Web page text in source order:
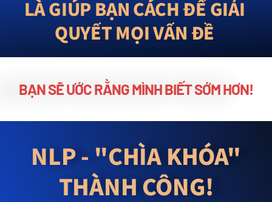
LÀ GIÚP BẠN CÁCH ĐỂ GIẢI
QUYẾT MỌI VẤN ĐỀ
BẠN SẼ ƯỚC RẰNG MÌNH BIẾT SỚM HƠN!
NLP - "CHÌA KHÓA"
THÀNH CÔNG!